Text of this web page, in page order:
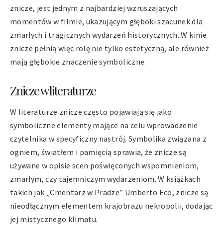
znicze, jest jednym z najbardziej wzruszających
momentów w filmie, ukazującym głęboki szacunek dla
zmarłych i tragicznych wydarzeń historycznych. W kinie
znicze pełnią więc rolę nie tylko estetyczną, ale również
mają głębokie znaczenie symboliczne.
Znicze w literaturze
W literaturze znicze często pojawiają się jako
symboliczne elementy mające na celu wprowadzenie
czytelnika w specyficzny nastrój. Symbolika związana z
ogniem, światłem i pamięcią sprawia, że znicze są
używane w opisie scen poświęconych wspomnieniom,
zmarłym, czy tajemniczym wydarzeniom. W książkach
takich jak „Cmentarz w Pradze” Umberto Eco, znicze są
nieodłącznym elementem krajobrazu nekropolii, dodając
jej mistycznego klimatu.